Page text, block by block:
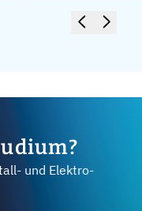
und Elektro-